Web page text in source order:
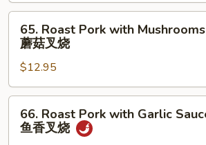
Peas
烧
Roast
Pork
with
Mushrooms
蘑
65. Roast Pork with Mushrooms
蘑菇叉烧
$12.95
Roast
Pork
66. Roast Pork with Garlic
鱼香叉烧